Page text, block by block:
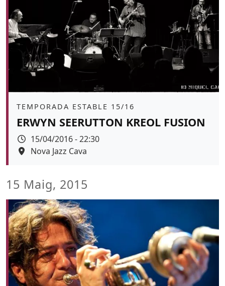
Àmbit
TEMPORADA ESTABLE 15/16
ERWYN SEERUTTON KREOL FUSION
Data
15/04/2016 - 22:30
Espai
Nova Jazz Cava
15 Maig, 2015